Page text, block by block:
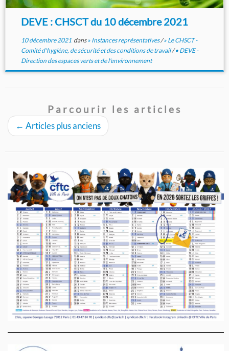
DEVE : CHSCT du 10 décembre 2021
10 décembre 2021dans» Instances représentatives/» Le CHSCT -
Comité d'hygiène, de sécurité et des conditions de travail/• DEVE -
Direction des espaces verts et de l'environnement
Parcourir les articles
← Articles plus anciens